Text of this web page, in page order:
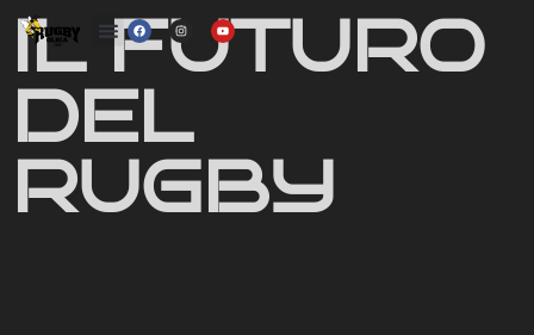
IL FUTURO
DEL
RUGBY